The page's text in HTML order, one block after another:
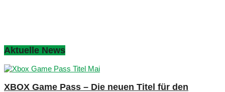
Aktuelle News
XBOX Game Pass – Die neuen Titel für den